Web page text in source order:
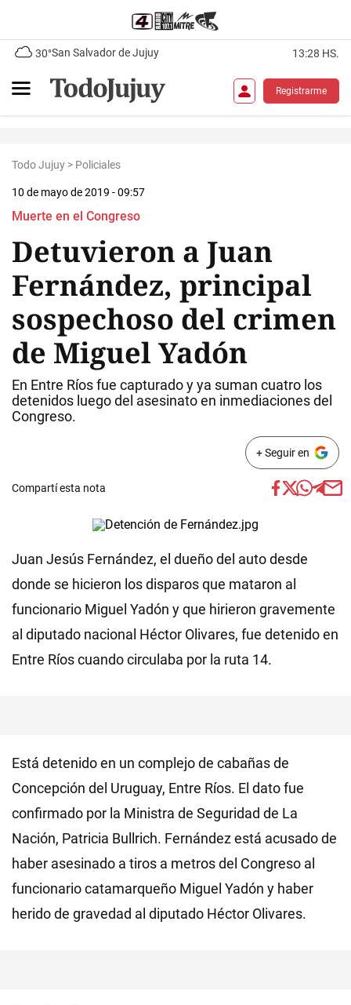
30°San Salvador de Jujuy 13:28 HS.
Registrarme
Todo Jujuy > Policiales
10 de mayo de 2019 - 09:57
Muerte en el Congreso
Detuvieron a Juan
Fernández, principal
sospechoso del crimen
de Miguel Yadón
En Entre Ríos fue capturado y ya suman cuatro los
detenidos luego del asesinato en inmediaciones del
Congreso.
+ Seguir en
Compartí esta nota
Juan Jesús Fernández, el dueño del auto desde
donde se hicieron los disparos que mataron al
funcionario Miguel Yadón y que hirieron gravemente
al diputado nacional Héctor Olivares, fue detenido en
Entre Ríos cuando circulaba por la ruta 14.
Está detenido en un complejo de cabañas de
Concepción del Uruguay, Entre Ríos. El dato fue
confirmado por la Ministra de Seguridad de La
Nación, Patricia Bullrich. Fernández está acusado de
haber asesinado a tiros a metros del Congreso al
funcionario catamarqueño Miguel Yadón y haber
herido de gravedad al diputado Héctor Olivares.